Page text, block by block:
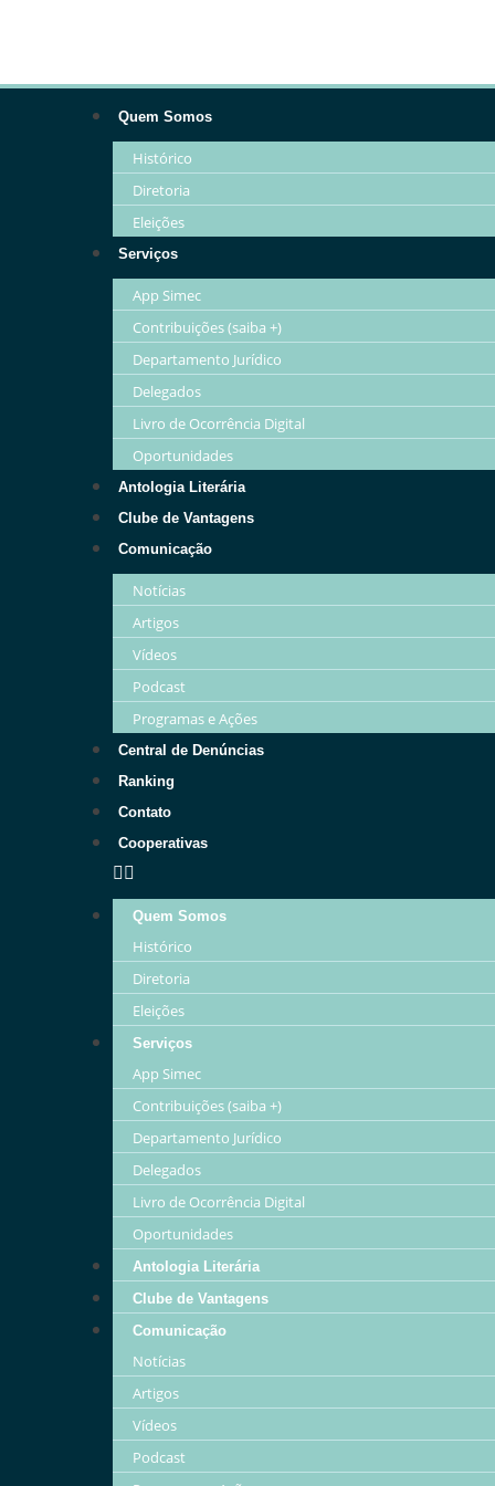
Quem Somos
Histórico
Diretoria
Eleições
Serviços
App Simec
Contribuições (saiba +)
Departamento Jurídico
Delegados
Livro de Ocorrência Digital
Oportunidades
Antologia Literária
Clube de Vantagens
Comunicação
Notícias
Artigos
Vídeos
Podcast
Programas e Ações
Central de Denúncias
Ranking
Contato
Cooperativas
Quem Somos
Histórico
Diretoria
Eleições
Serviços
App Simec
Contribuições (saiba +)
Departamento Jurídico
Delegados
Livro de Ocorrência Digital
Oportunidades
Antologia Literária
Clube de Vantagens
Comunicação
Notícias
Artigos
Vídeos
Podcast